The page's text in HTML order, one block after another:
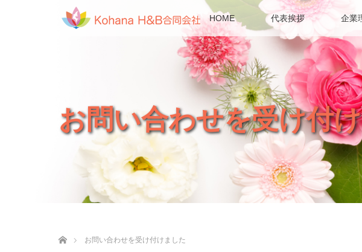
HOME 代表挨拶 企業
お問い合わせを受け付
お問い合わせを受け付けました